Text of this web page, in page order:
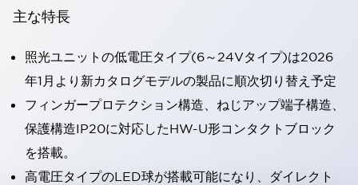
主な特長
照光ユニットの低電圧タイプ(6～24Vタイプ)は2026
年1月より新カタログモデルの製品に順次切り替え予定
フィンガープロテクション構造、ねじアップ端子構造、
保護構造IP20に対応したHW-U形コンタクトブロック
を搭載。
高電圧タイプのLED球が搭載可能になり、ダイレクト